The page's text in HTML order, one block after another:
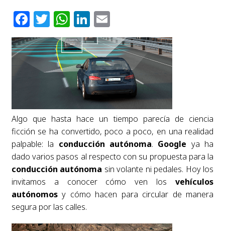
Facebook
Twitter
WhatsApp
LinkedIn
Email
Algo que hasta hace un tiempo parecía de ciencia
ficción se ha convertido, poco a poco, en una realidad
palpable: la conducción autónoma. Google ya ha
dado varios pasos al respecto con su propuesta para la
conducción autónoma sin volante ni pedales. Hoy los
invitamos a conocer cómo ven losvehículos
autónomosy cómo hacen para circular de manera
segura por las calles.